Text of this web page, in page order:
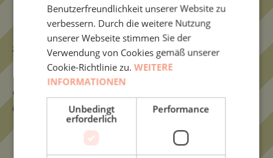
80 Tüte
5,50€
6,88
inkl. MwSt.
VERSANDKOSTEN
IN DEN WARENKORB
Benutzerfreundlichkeit unserer Website zu
verbessern. Durch die weitere Nutzung
unserer Webseite stimmen Sie der
Verwendung von Cookies gemäß unserer
Cookie-Richtlinie zu.WEITERE
INFORMATIONEN
Unbedingt
erforderlich
Performance